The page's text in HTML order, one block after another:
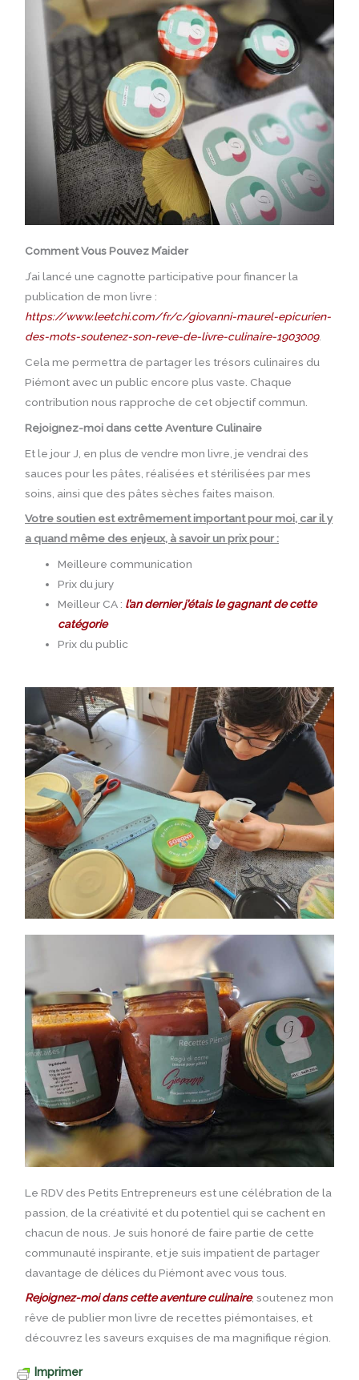
Comment Vous Pouvez M’aider
J’ai lancé une cagnotte participative pour financer la
publication de mon livre :
https://www.leetchi.com/fr/c/giovanni-maurel-epicurien-
des-mots-soutenez-son-reve-de-livre-culinaire-1903009.
Cela me permettra de partager les trésors culinaires du
Piémont avec un public encore plus vaste. Chaque
contribution nous rapproche de cet objectif commun.
Rejoignez-moi dans cette Aventure Culinaire
Et le jour J, en plus de vendre mon livre, je vendrai des
sauces pour les pâtes, réalisées et stérilisées par mes
soins, ainsi que des pâtes sèches faites maison.
Votre soutien est extrêmement important pour moi, car il y
a quand même des enjeux, à savoir un prix pour :
Meilleure communication
Prix du jury
Meilleur CA : l’an dernier j’étais le gagnant de cette
catégorie
Prix du public
Le RDV des Petits Entrepreneurs est une célébration de la
passion, de la créativité et du potentiel qui se cachent en
chacun de nous. Je suis honoré de faire partie de cette
communauté inspirante, et je suis impatient de partager
davantage de délices du Piémont avec vous tous.
Rejoignez-moi dans cette aventure culinaire, soutenez mon
rêve de publier mon livre de recettes piémontaises, et
découvrez les saveurs exquises de ma magnifique région.
Imprimer